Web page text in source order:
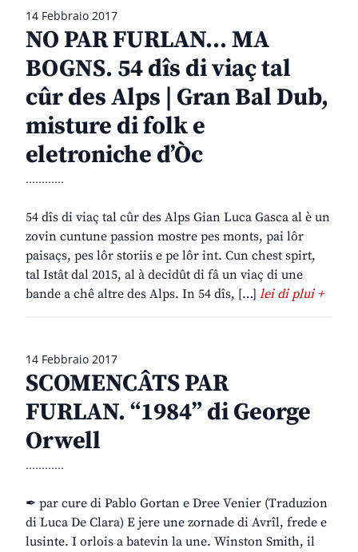
14 Febbraio 2017
NO PAR FURLAN… MA
BOGNS. 54 dîs di viaç tal
cûr des Alps | Gran Bal Dub,
misture di folk e
eletroniche d’Òc
............
54 dîs di viaç tal cûr des Alps Gian Luca Gasca al è un
zovin cuntune passion mostre pes monts, pai lôr
paisaçs, pes lôr storiis e pe lôr int. Cun chest spirt,
tal Istât dal 2015, al à decidût di fâ un viaç di une
bande a chê altre des Alps. In 54 dîs, […] lei di plui +
14 Febbraio 2017
SCOMENCÂTS PAR
FURLAN. “1984” di George
Orwell
............
✒ par cure di Pablo Gortan e Dree Venier (Traduzion
di Luca De Clara) E jere une zornade di Avrîl, frede e
lusinte. I orlois a batevin la une. Winston Smith, il